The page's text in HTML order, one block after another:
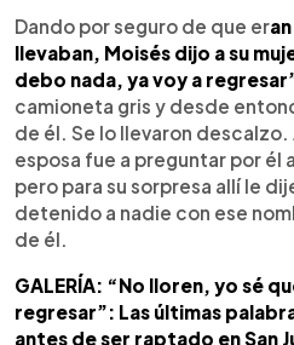
Dando por seguro de que er
llevaban, Moisés dijo a su
debo nada, ya voy a
camioneta gris y desde
de él. Se lo llevaron
esposa fue a preguntar por él
pero para su sorpresa allí le
detenido a nadie con ese
de él.
GALERÍA: “No lloren, yo sé
regresar”: Las últimas
antes de ser raptado en San